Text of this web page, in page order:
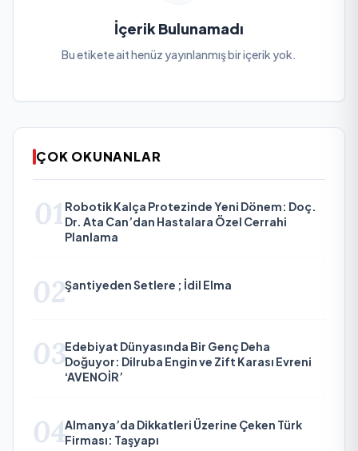
İçerik Bulunamadı
Bu etikete ait henüz yayınlanmış bir içerik yok.
ÇOK OKUNANLAR
01 Robotik Kalça Protezinde Yeni Dönem: Doç.
Dr. Ata Can’dan Hastalara Özel Cerrahi
Planlama
02Şantiyeden Setlere ; İdil Elma
03Edebiyat Dünyasında Bir Genç Deha
Doğuyor: Dilruba Engin ve Zift Karası Evreni
‘AVENOİR’
04Almanya’da Dikkatleri Üzerine Çeken Türk
Firması: Taşyapı